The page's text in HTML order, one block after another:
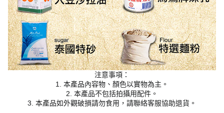
注意事項：
1. 本產品內容物、顏色以實物為主。
2. 本產品不包括拍攝用配件。
3. 本產品如外觀破損請勿食用，請聯絡客服協助退貨。